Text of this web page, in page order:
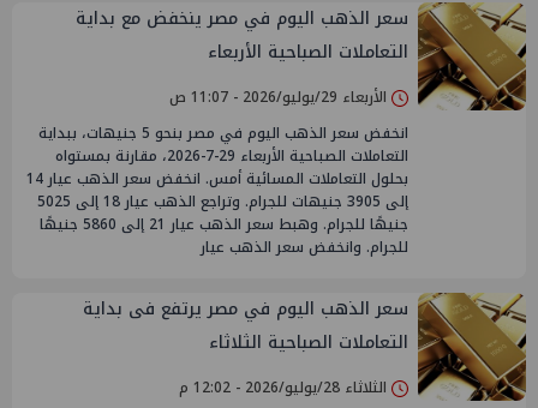
سعر الذهب اليوم في مصر ينخفض مع بداية
التعاملات الصباحية الأربعاء
الأربعاء 29/يوليو/2026 - 11:07 ص
انخفض سعر الذهب اليوم في مصر بنحو 5 جنيهات، ببداية
التعاملات الصباحية الأربعاء 29-7-2026، مقارنة بمستواه
بحلول التعاملات المسائية أمس. انخفض سعر الذهب عيار 14
إلى 3905 جنيهات للجرام. وتراجع الذهب عيار 18 إلى 5025
جنيهًا للجرام. وهبط سعر الذهب عيار 21 إلى 5860 جنيهًا
للجرام. وانخفض سعر الذهب عيار
سعر الذهب اليوم في مصر يرتفع فى بداية
التعاملات الصباحية الثلاثاء
الثلاثاء 28/يوليو/2026 - 12:02 م